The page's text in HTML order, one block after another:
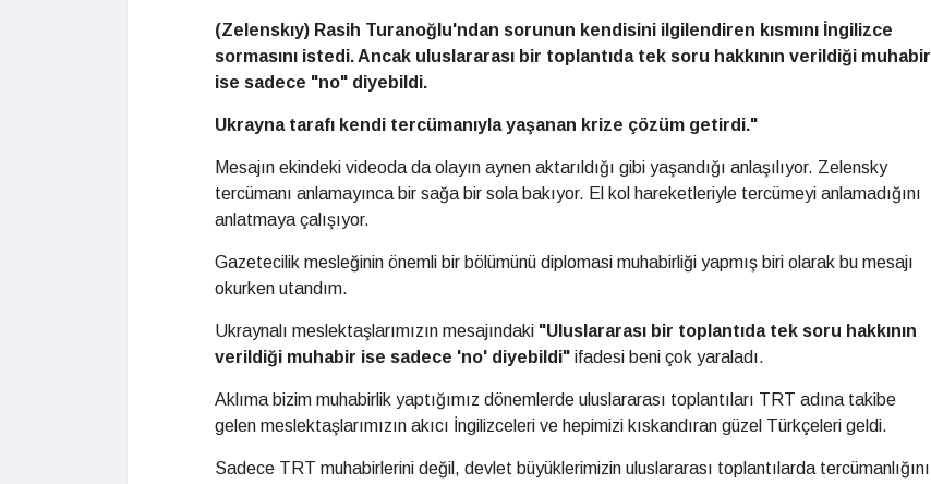
(Zelenskıy) Rasih Turanoğlu'ndan sorunun kendisini ilgilendiren kısmını İngilizce
sormasını istedi. Ancak uluslararası bir toplantıda tek soru hakkının verildiği muhabir
ise sadece "no" diyebildi.
Ukrayna tarafı kendi tercümanıyla yaşanan krize çözüm getirdi."
Mesajın ekindeki videoda da olayın aynen aktarıldığı gibi yaşandığı anlaşılıyor. Zelensky
tercümanı anlamayınca bir sağa bir sola bakıyor. El kol hareketleriyle tercümeyi anlamadığını
anlatmaya çalışıyor.
Gazetecilik mesleğinin önemli bir bölümünü diplomasi muhabirliği yapmış biri olarak bu mesajı
okurken utandım.
Ukraynalı meslektaşlarımızın mesajındaki "Uluslararası bir toplantıda tek soru hakkının
verildiği muhabir ise sadece 'no' diyebildi" ifadesi beni çok yaraladı.
Aklıma bizim muhabirlik yaptığımız dönemlerde uluslararası toplantıları TRT adına takibe
gelen meslektaşlarımızın akıcı İngilizceleri ve hepimizi kıskandıran güzel Türkçeleri geldi.
Sadece TRT muhabirlerini değil, devlet büyüklerimizin uluslararası toplantılarda tercümanlığını